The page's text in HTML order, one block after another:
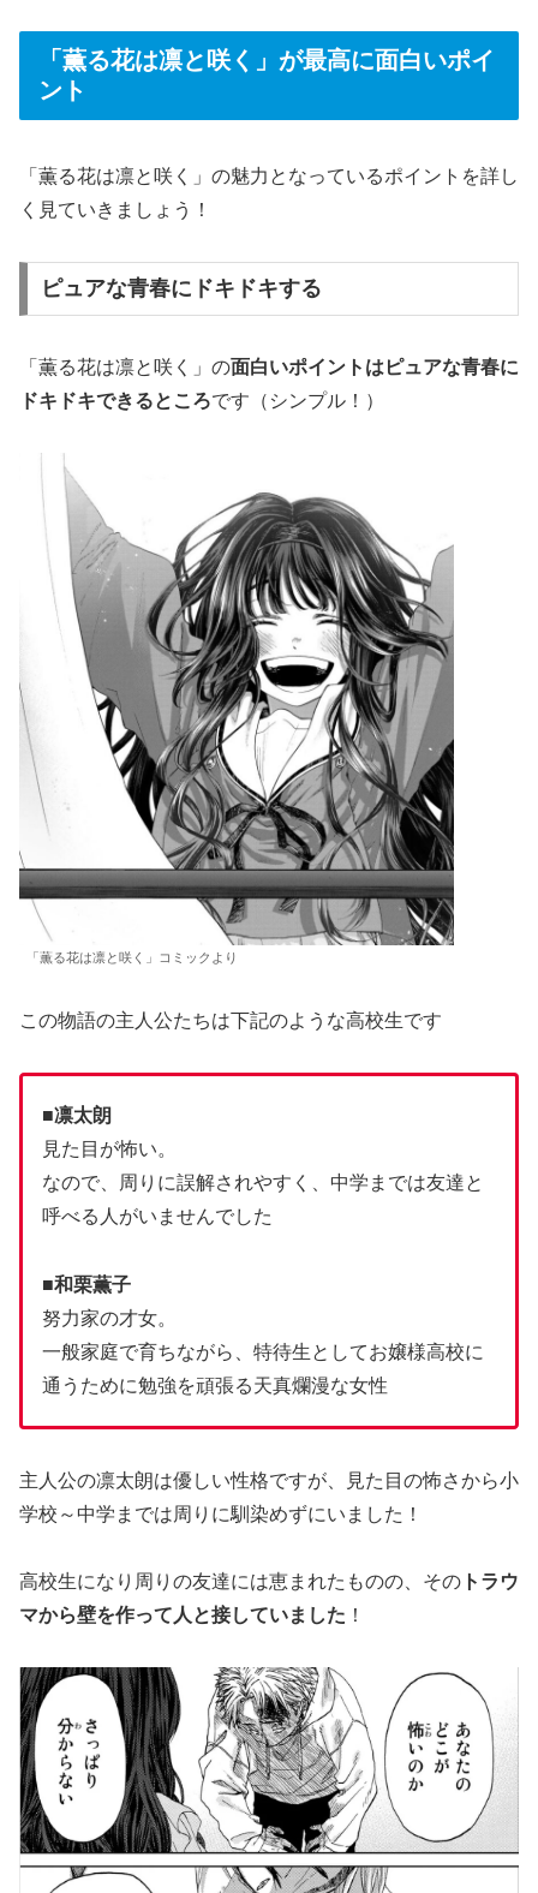
「薫る花は凛と咲く」が最高に面白いポイ
ント
「薫る花は凛と咲く」の魅力となっているポイントを詳し
く見ていきましょう！
ピュアな青春にドキドキする
「薫る花は凛と咲く」の面白いポイントはピュアな青春に
ドキドキできるところです（シンプル！）
「薫る花は凛と咲く」コミックより
この物語の主人公たちは下記のような高校生です
■凛太朗
見た目が怖い。
なので、周りに誤解されやすく、中学までは友達と
呼べる人がいませんでした
■和栗薫子
努力家の才女。
一般家庭で育ちながら、特待生としてお嬢様高校に
通うために勉強を頑張る天真爛漫な女性
主人公の凛太朗は優しい性格ですが、見た目の怖さから小
学校～中学までは周りに馴染めずにいました！
高校生になり周りの友達には恵まれたものの、その トラウ
マから壁を作って人と接していました ！